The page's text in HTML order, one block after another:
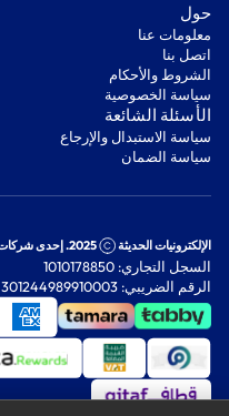
‫حول‬
معلومات عنا
اتصل بنا
‫الشروط والأحكام‬
‫سياسة الخصوصية‬
‫الأسئلة الشائعة‬
‫سياسة الاستبدال والإرجاع‬
‫سياسة الضمان‬
الإلكترونيات الحديثة 2025. إحدى شركات مجموعة الفيصلية
السجل التجاري: 1010178850
الرقم الضريبي: 301244989910003